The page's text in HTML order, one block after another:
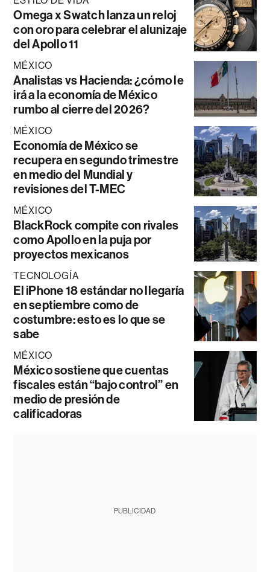
Omega x Swatch lanza un reloj
con oro para celebrar el alunizaje
del Apollo 11
MÉXICO
Analistas vs Hacienda: ¿cómo le
irá a la economía de México
rumbo al cierre del 2026?
MÉXICO
Economía de México se
recupera en segundo trimestre
en medio del Mundial y
revisiones del T-MEC
MÉXICO
BlackRock compite con rivales
como Apollo en la puja por
proyectos mexicanos
TECNOLOGÍA
El iPhone 18 estándar no llegaría
en septiembre como de
costumbre: esto es lo que se
sabe
MÉXICO
México sostiene que cuentas
fiscales están “bajo control” en
medio de presión de
calificadoras
PUBLICIDAD